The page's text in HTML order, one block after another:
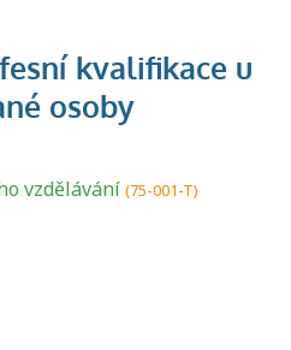
vzdělávání (75-001-T)
kvalifikací.